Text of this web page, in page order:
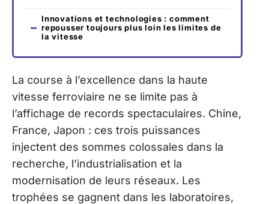
Innovations et technologies : comment
repousser toujours plus loin les limites de
la vitesse
La course à l’excellence dans la haute
vitesse ferroviaire ne se limite pas à
l’affichage de records spectaculaires. Chine,
France, Japon : ces trois puissances
injectent des sommes colossales dans la
recherche, l’industrialisation et la
modernisation de leurs réseaux. Les
trophées se gagnent dans les laboratoires,